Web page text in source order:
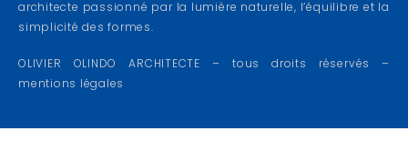
architecte passionné par la lumière naturelle, l’équilibre et la
simplicité des formes.
OLIVIER OLINDO ARCHITECTE – tous droits réservés –
mentions légales